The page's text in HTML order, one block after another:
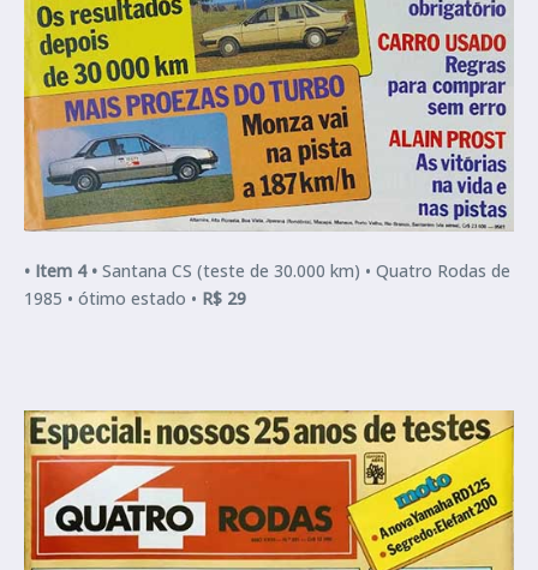
• Item 4 • Santana CS (teste de 30.000 km) • Quatro Rodas de
1985 • ótimo estado • R$ 29